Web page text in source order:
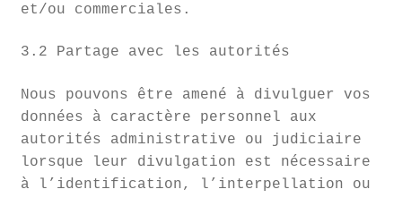
et/ou commerciales.
3.2 Partage avec les autorités
Nous pouvons être amené à divulguer vos
données à caractère personnel aux
autorités administrative ou judiciaire
lorsque leur divulgation est nécessaire
à l’identification, l’interpellation ou